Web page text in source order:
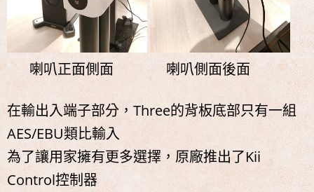
喇叭正面側面​ 喇叭側面後面
在輸出入端子部分，Three的背板底部只有一組
AES/EBU類比輸入
為了讓用家擁有更多選擇，原廠推出了Kii
Control控制器